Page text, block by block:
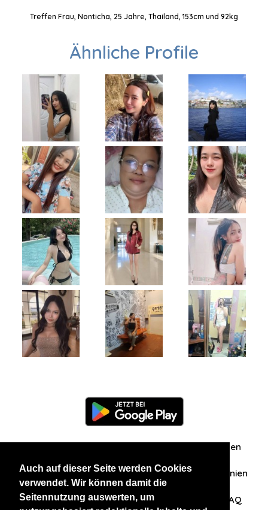
Auch auf dieser Seite werden Cookies
verwendet. Wir können damit die
Seitennutzung auswerten, um
Treffen Frau, Nonticha, 25 Jahre, Thailand, 153cm und 92kg
Ähnliche Profile
Zuschriften/Erfahrungen
Datenschutzerklärung AGB Datenschutzrichtlinien
Nehmen Sie Kontakt mit uns auf FAQ